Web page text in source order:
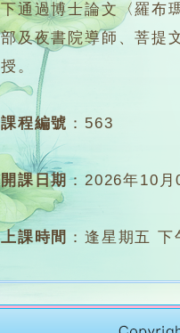
下通過博士論文〈羅布
部及夜書院導師、菩提
授。
課程編號 ： 563
開課日期 ：2026年10月
上課時間 ：逢星期五